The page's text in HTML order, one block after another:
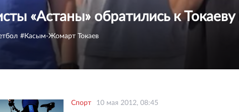
«Астаны» обратились к
Касым-Жомарт Токаев
Спорт 10 мая 2012, 08:45